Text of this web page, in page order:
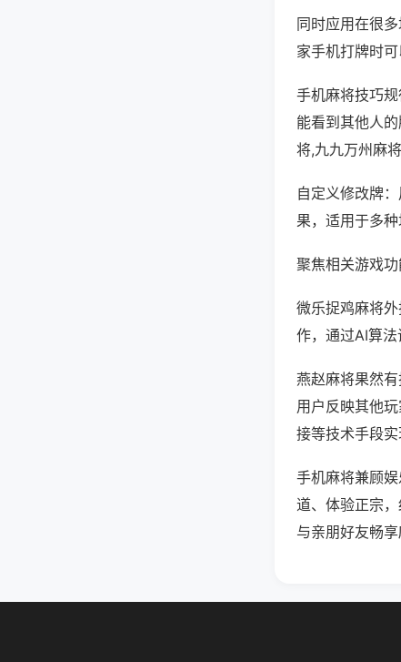
同时应用在很
家手机打牌时
手机麻将技巧
能看到其他人
将,九九万州麻
自定义修改牌
果，适用于多
聚焦相关游戏功
微乐捉鸡麻将
作，通过AI算法
燕赵麻将果然有
用户反映其他
接等技术手段实
手机麻将兼顾
道、体验正宗
与亲朋好友畅享